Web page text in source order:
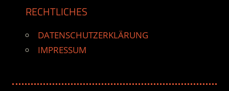
RECHTLICHES
DATENSCHUTZERKLÄRUNG
IMPRESSUM